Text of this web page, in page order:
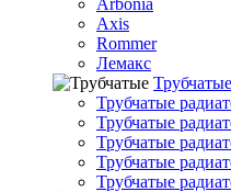
Arbonia
Axis
Rommer
Лемакс
Трубчатые
Трубчатые
Трубчатые
Трубчатые
Трубчатые
Трубчатые